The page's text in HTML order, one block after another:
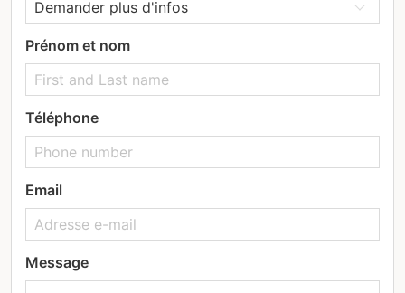
Prénom et nom
Téléphone
Email
Message